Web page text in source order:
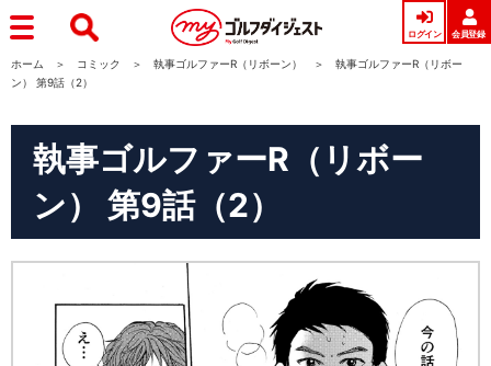
ログイン 会員登録
ホーム コミック 執事ゴルファーR（リボーン）
執事ゴルファーR（リボー
ン） 第9話（2）
執事ゴルファーR（リボー
ン） 第9話（2）